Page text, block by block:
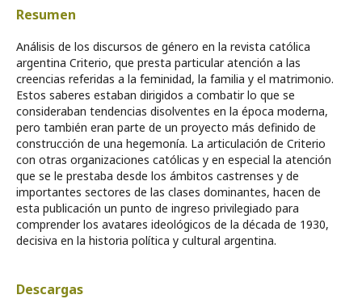
Resumen
Análisis de los discursos de género en la revista católica
argentina Criterio, que presta particular atención a las
creencias referidas a la feminidad, la familia y el matrimonio.
Estos saberes estaban dirigidos a combatir lo que se
consideraban tendencias disolventes en la época moderna,
pero también eran parte de un proyecto más definido de
construcción de una hegemonía. La articulación de Criterio
con otras organizaciones católicas y en especial la atención
que se le prestaba desde los ámbitos castrenses y de
importantes sectores de las clases dominantes, hacen de
esta publicación un punto de ingreso privilegiado para
comprender los avatares ideológicos de la década de 1930,
decisiva en la historia política y cultural argentina.
Descargas